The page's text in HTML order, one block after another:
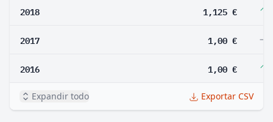
2018 1,125 €
2017 1,00 €
2016 1,00 €
Expandir todo Exportar CSV